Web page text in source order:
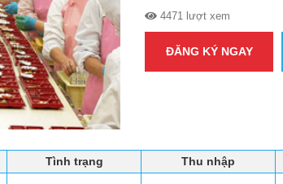
4471 lượt xem
ĐĂNG KÝ NGAY
Tình trạng Thu nhập